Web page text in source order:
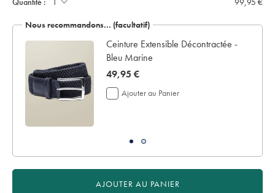
sur
de
Nous recommandons… (facultatif)
Ceinture Extensible Décontractée -
Bleu Marine
now
49,95
€
49,95 €
Ajouter au Panier
AJOUTER AU PANIER